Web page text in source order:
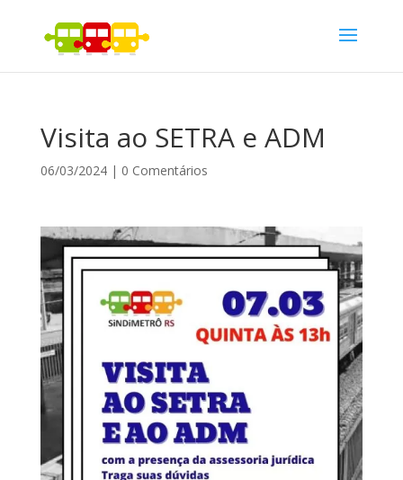
Visita ao SETRA e ADM
06/03/2024| 0 Comentários